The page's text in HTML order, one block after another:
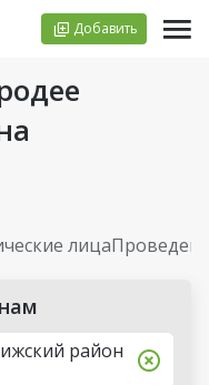
Добавить
лица
район